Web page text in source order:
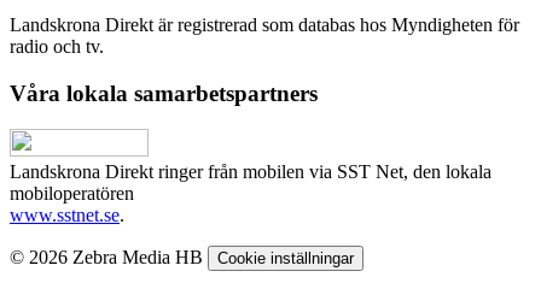
Landskrona Direkt är registrerad som databas hos Myndigheten för
radio och tv.
Våra lokala samarbetspartners
Landskrona Direkt ringer från mobilen via SST Net, den lokala
mobiloperatören
www.sstnet.se.
© 2026 Zebra Media HB Cookie inställningar